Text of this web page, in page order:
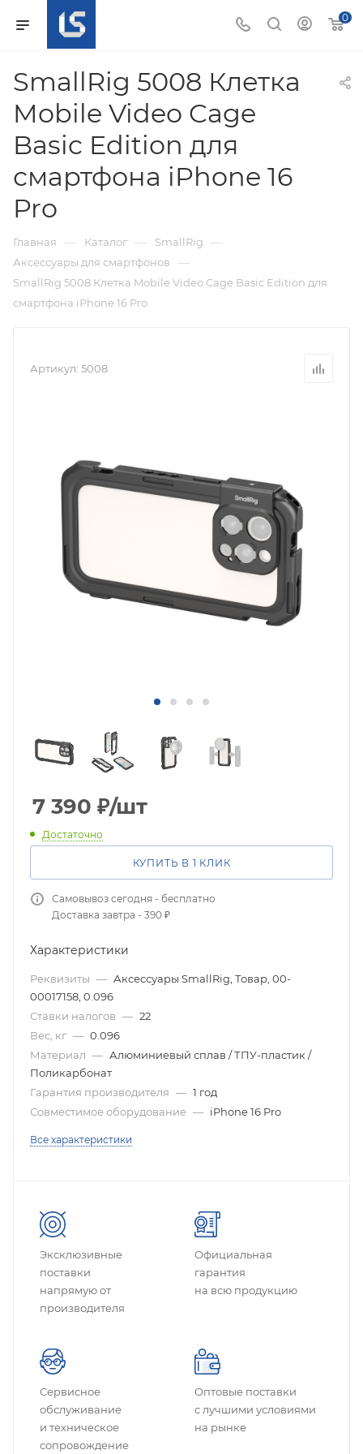
0
SmallRig 5008 Клетка
Mobile Video Cage
Basic Edition для
смартфона iPhone 16
Pro
Главная — Каталог — SmallRig —
Аксессуары для смартфонов —
SmallRig 5008 Клетка Mobile Video Cage Basic Edition для
смартфона iPhone 16 Pro
Артикул: 5008
7 390 ₽/шт
Достаточно
КУПИТЬ В 1 КЛИК
Самовывоз сегодня - бесплатно
Доставка завтра - 390 ₽
Характеристики
Реквизиты — Аксессуары SmallRig, Товар, 00-
00017158, 0.096
Ставки налогов — 22
Вес, кг — 0.096
Материал — Алюминиевый сплав / ТПУ-пластик /
Поликарбонат
Гарантия производителя — 1 год
Совместимое оборудование — iPhone 16 Pro
Все характеристики
Эксклюзивные
поставки
напрямую от
производителя
Официальная
гарантия
на всю продукцию
Сервисное
обслуживание
и техническое
сопровождение
Оптовые поставки
с лучшими условиями
на рынке